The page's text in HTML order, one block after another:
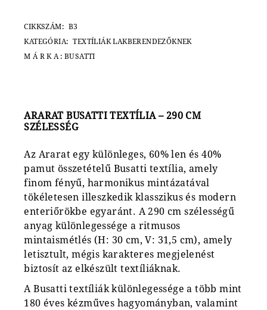
CIKKSZÁM: B3
KATEGÓRIA: TEXTÍLIÁK LAKBERENDEZŐKNEK
MÁRKA: BUSATTI
ARARAT BUSATTI TEXTÍLIA – 290 CM
SZÉLESSÉG
Az Ararat egy különleges, 60% len és 40%
pamut összetételű Busatti textília, amely
finom fényű, harmonikus mintázatával
tökéletesen illeszkedik klasszikus és modern
enteriőrökbe egyaránt. A 290 cm szélességű
anyag különlegessége a ritmusos
mintaismétlés (H: 30 cm, V: 31,5 cm), amely
letisztult, mégis karakteres megjelenést
biztosít az elkészült textíliáknak.
A Busatti textíliák különlegessége a több mint
180 éves kézműves hagyományban, valamint